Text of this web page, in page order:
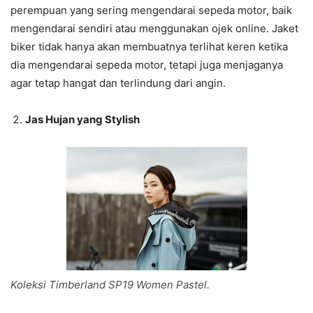
perempuan yang sering mengendarai sepeda motor, baik
mengendarai sendiri atau menggunakan ojek online. Jaket
biker tidak hanya akan membuatnya terlihat keren ketika
dia mengendarai sepeda motor, tetapi juga menjaganya
agar tetap hangat dan terlindung dari angin.
Jas Hujan yang Stylish
Koleksi Timberland SP19 Women Pastel.